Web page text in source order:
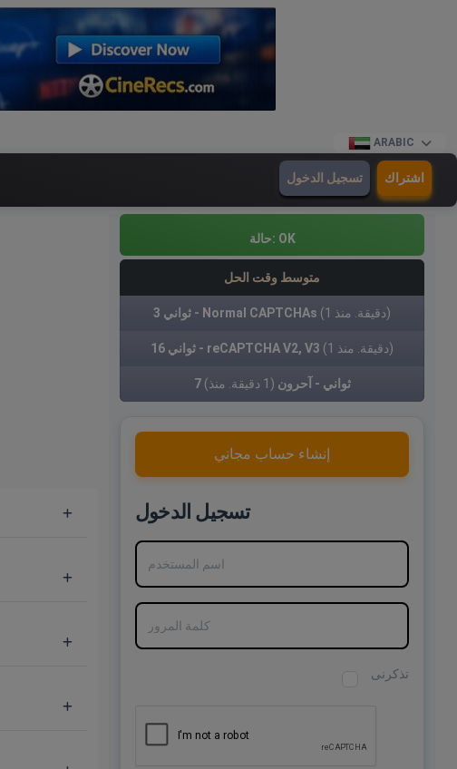
ARABIC
تسجيل الدخول اشتراك
حالة: OK
متوسط وقت الحل
3 ثواني - Normal CAPTCHAs (1 دقيقة. منذ)
16 ثواني - reCAPTCHA V2, V3 (1 دقيقة. منذ)
7 ثواني - آحرون (1 دقيقة. منذ)
إنشاء حساب مجاني
تسجيل الدخول
اسم المستخدم
كلمة المرور
تذكرنى